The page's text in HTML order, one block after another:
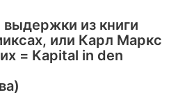
выдержки из книги
или Карл Маркс
= Kapital in den